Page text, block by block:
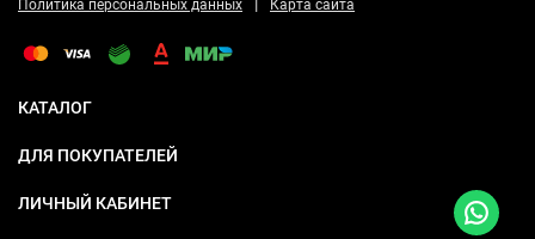
Политика персональных данных Карта сайта
КАТАЛОГ
ДЛЯ ПОКУПАТЕЛЕЙ
ЛИЧНЫЙ КАБИНЕТ